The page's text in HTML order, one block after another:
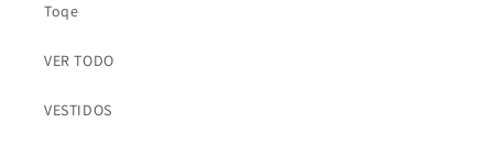
Toqe
VER TODO
VESTIDOS